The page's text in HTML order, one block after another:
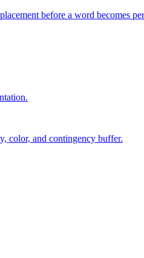
before a word becomes
color, and contingency buffer.